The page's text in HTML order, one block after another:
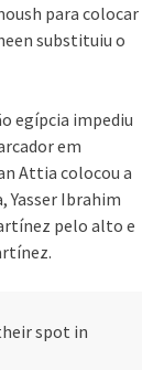
para colocar
substituiu o
egípcia impediu
em
Attia colocou a
Yasser Ibrahim
pelo alto e
spot in